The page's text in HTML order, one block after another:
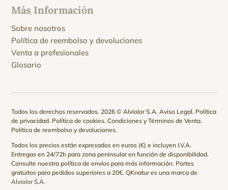
Más Información
Sobre nosotros
Política de reembolso y devoluciones
Venta a profesionales
Glosario
Todos los derechos reservados. 2026 © Alviolor S.A.Aviso Legal. Política
de privacidad. Política de cookies.Condiciones y Términos de Venta.
Política de reembolso y devoluciones.
Todos los precios están expresados en euros (€) e incluyen I.V.A.
Entregas en 24/72h para zona peninsular en función de disponibilidad.
Consulte nuestrapolítica de envíos para más información. Portes
gratuitos para pedidos superiores a 20€. QKnatur es una marca de
Alviolor S.A.